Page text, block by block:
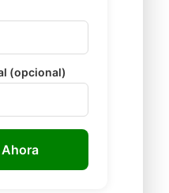
(opcional)
Ahora